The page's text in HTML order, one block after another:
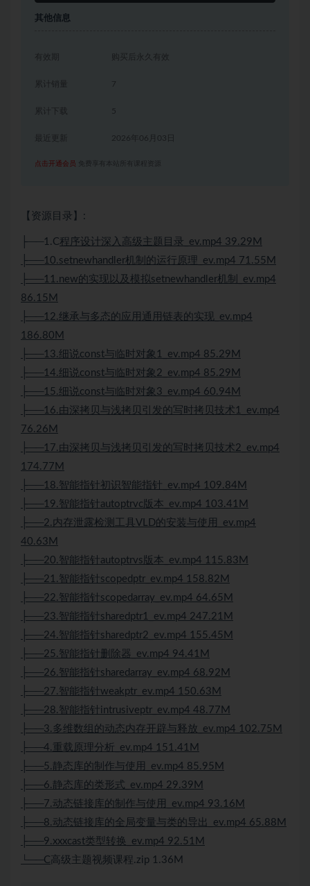
其他信息
有效期 购买后永久有效
累计销量 7
累计下载 5
2026年06月03日
点击开通会员 免费享有本站所有课程资源
【资源目录】:
├──1.C程序设计深入高级主题目录_ev.mp4 39.29M
├──10.setnewhandler机制的运行原理_ev.mp4 71.55M
├──11.new的实现以及模拟setnewhandler机制_ev.mp4
86.15M
├──12.继承与多态的应用通用链表的实现_ev.mp4
186.80M
├──13.细说const与临时对象1_ev.mp4 85.29M
├──14.细说const与临时对象2_ev.mp4 85.29M
├──15.细说const与临时对象3_ev.mp4 60.94M
├──16.由深拷贝与浅拷贝引发的写时拷贝技术1_ev.mp4
76.26M
├──17.由深拷贝与浅拷贝引发的写时拷贝技术2_ev.mp4
174.77M
├──18.智能指针初识智能指针_ev.mp4 109.84M
├──19.智能指针autoptrvc版本_ev.mp4 103.41M
├──2.内存泄露检测工具VLD的安装与使用_ev.mp4
40.63M
├──20.智能指针autoptrvs版本_ev.mp4 115.83M
├──21.智能指针scopedptr_ev.mp4 158.82M
├──22.智能指针scopedarray_ev.mp4 64.65M
├──23.智能指针sharedptr1_ev.mp4 247.21M
├──24.智能指针sharedptr2_ev.mp4 155.45M
├──25.智能指针删除器_ev.mp4 94.41M
├──26.智能指针sharedarray_ev.mp4 68.92M
├──27.智能指针weakptr_ev.mp4 150.63M
├──28.智能指针intrusiveptr_ev.mp4 48.77M
├──3.多维数组的动态内存开辟与释放_ev.mp4 102.75M
├──4.重载原理分析_ev.mp4 151.41M
├──5.静态库的制作与使用_ev.mp4 85.95M
├──6.静态库的类形式_ev.mp4 29.39M
├──7.动态链接库的制作与使用_ev.mp4 93.16M
├──8.动态链接库的全局变量与类的导出_ev.mp4 65.88M
├──9.xxxcast类型转换_ev.mp4 92.51M
└──C高级主题视频课程.zip 1.36M